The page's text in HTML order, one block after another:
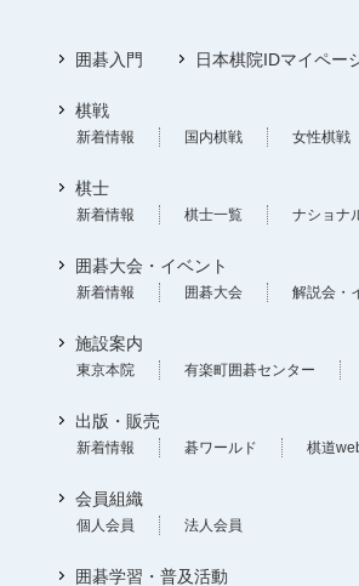
囲碁入門 日本棋院IDマイペー
棋戦
新着情報 国内棋戦 女性棋戦
棋士
新着情報 棋士一覧 ナショナ
囲碁大会・イベント
新着情報 囲碁大会 解説会・
施設案内
東京本院 有楽町囲碁センター
出版・販売
新着情報 碁ワールド 棋道
会員組織
個人会員 法人会員
囲碁学習・普及活動